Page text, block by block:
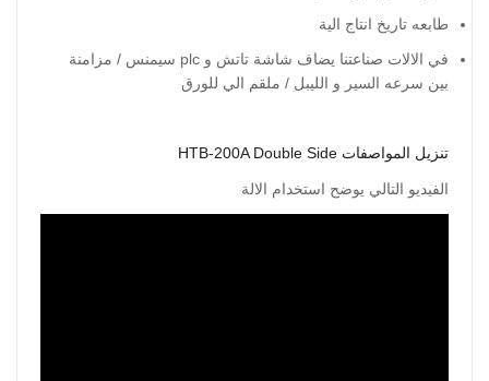
طابعه تاريخ انتاج الية
في الالات صناعتنا يضاف شاشة تاتش و plc سيمنس / مزامنة
بين سرعه السير و الليبل / ملقم الي للورق
تنزيل المواصفات HTB-200A Double Side
الفيديو التالي يوضح استخدام الالة